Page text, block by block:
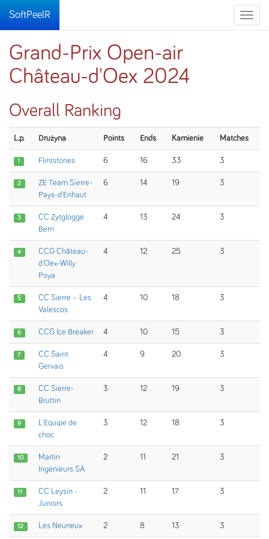
Toggle
SoftPeelR
Grand-Prix Open-air
Château-d'Oex 2024
Overall Ranking
L.p. Drużyna Points Ends Kamienie Matches
1 Flintstones 6 16 33 3
2
ZE Team Sierre-
Pays-d'Enhaut
6 14 19 3
3
CC Zytglogge
Bern
4 13 24 3
4
CCG Château-
d'Oex-Willy
Poya
4 12 25 3
5
CC Sierre – Les
Valescos
4 10 18 3
6 CCG Ice Breaker 4 10 15 3
7
CC Saint
Gervais
4 9 20 3
8
CC Sierre-
Bruttin
3 12 19 3
9
L'Equipe de
choc
3 12 18 3
10
Martin
Ingénieurs SA
2 11 21 3
11
CC Leysin -
Juniors
2 11 17 3
12 Les Neuneux 2 8 13 3